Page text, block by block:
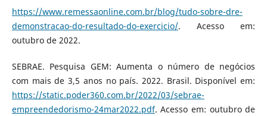
https://www.remessaonline.com.br/blog/tudo-sobre-dre-
demonstracao-do-resultado-do-exercicio/. Acesso em:
outubro de 2022.
SEBRAE. Pesquisa GEM: Aumenta o número de negócios
com mais de 3,5 anos no país. 2022. Brasil. Disponível em:
https://static.poder360.com.br/2022/03/sebrae-
empreendedorismo-24mar2022.pdf. Acesso em: outubro de